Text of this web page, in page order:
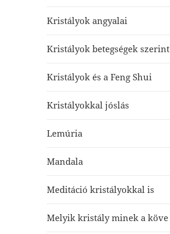
Kristályok angyalai
Kristályok betegségek szerint
Kristályok és a Feng Shui
Kristályokkal jóslás
Lemúria
Mandala
Meditáció kristályokkal is
Melyik kristály minek a köve